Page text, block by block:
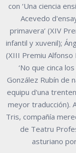
con ‘Una ciencia
Acevedo
primavera’ (XIV
infantil y xuvenil);
(XIII Premiu Alfonso
‘No que cinca
González Rubín de
equipu d'una
meyor traducción).
Tris, compañía
de Teatru
asturiano